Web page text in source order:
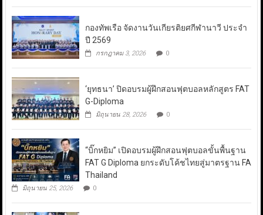
กองทัพเรือ จัดงานวันเกียรติยศกีฬานาวี ประจำ
ปี 2569
กรกฎาคม 3, 2026 0
‘ยุทธนา’ ปิดอบรมผู้ฝึกสอนฟุตบอลหลักสูตร FAT
G-Diploma
มิถุนายน 28, 2026 0
“บิ๊กหยิม” เปิดอบรมผู้ฝึกสอนฟุตบอลขั้นพื้นฐาน
FAT G Diploma ยกระดับโค้ชไทยสู่มาตรฐาน FA
Thailand
มิถุนายน 25, 2026 0